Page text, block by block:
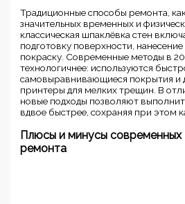
Традиционные способы ремонта,
значительных временных и
классическая шпаклёвка стен
подготовку поверхности,
покраску. Современные методы в
технологичнее: используются
самовыравнивающиеся покрытия и
принтеры для мелких трещин. В
новые подходы позволяют
вдвое быстрее, сохраняя при этом
Плюсы и минусы современных
ремонта